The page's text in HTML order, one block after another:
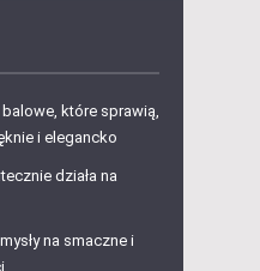
które sprawią,
i elegancko
działa na
na smaczne i